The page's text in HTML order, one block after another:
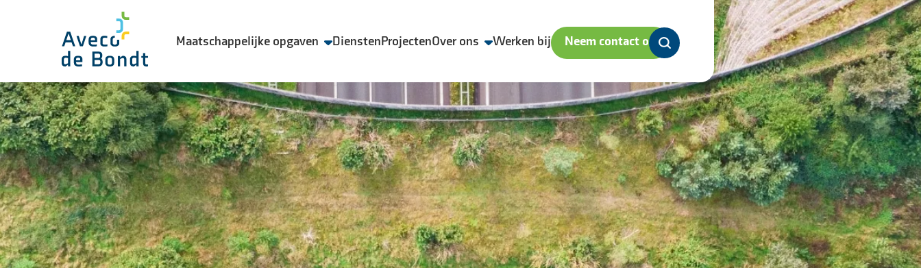
Maatschappelijke opgaven
Biodiversiteit
Energietransitie
Watertransitie
Leefbaarheid in de stad
Landelijke gebiedsontwikkeling
Vernieuwingsopgave
Waterveiligheid
DienstenProjectenOver ons
Wij zijn Aveco de Bondt
Veiligheid, Kwaliteit en Duurzaamheid
Geschiedenis
Nieuws & media
Contact & locaties
Werken bij Neem contact op